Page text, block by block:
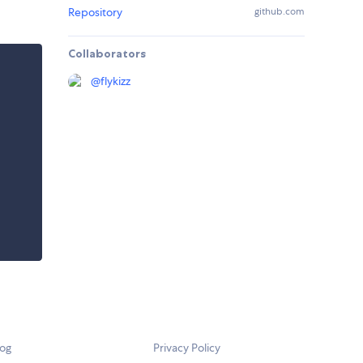
Repository github.com
Collaborators
@flykizz
Privacy Policy